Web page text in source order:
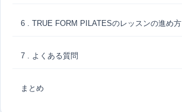
6 . TRUE FORM PILATESのレッスンの進め方
7 . よくある質問
まとめ